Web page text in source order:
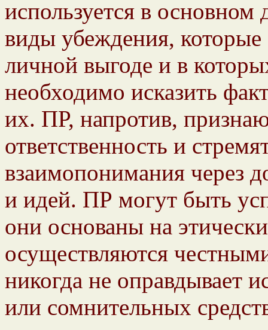
используется в основном
виды убеждения,
личной выгоде и в
необходимо исказить
их. ПР, напротив,
ответственность и
взаимопонимания через
и идей. ПР могут быть
они основаны на
осуществляются
никогда не оправдывает
или сомнительных